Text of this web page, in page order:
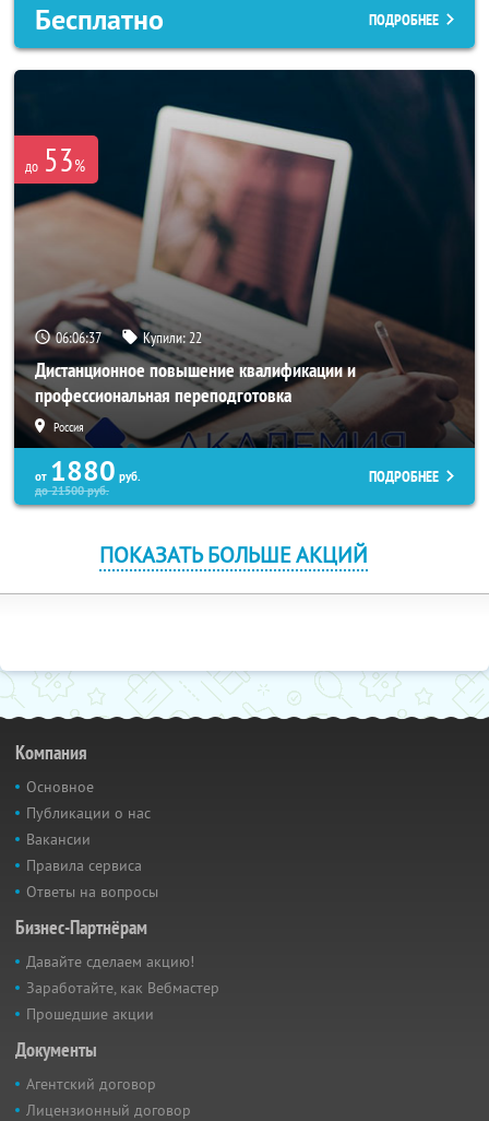
Бесплатно ПОДРОБНЕЕ
до 53%
06:06:34 Купили:22
Дистанционное повышение квалификации и
профессиональная переподготовка
Россия
от 1880 руб.
до21500руб.
ПОДРОБНЕЕ
ПОКАЗАТЬ БОЛЬШЕ АКЦИЙ
Компания
Основное
Публикации о нас
Вакансии
Правила сервиса
Ответы на вопросы
Бизнес-Партнёрам
Давайте сделаем акцию!
Заработайте, как Вебмастер
Прошедшие акции
Документы
Агентский договор
Лицензионный договор